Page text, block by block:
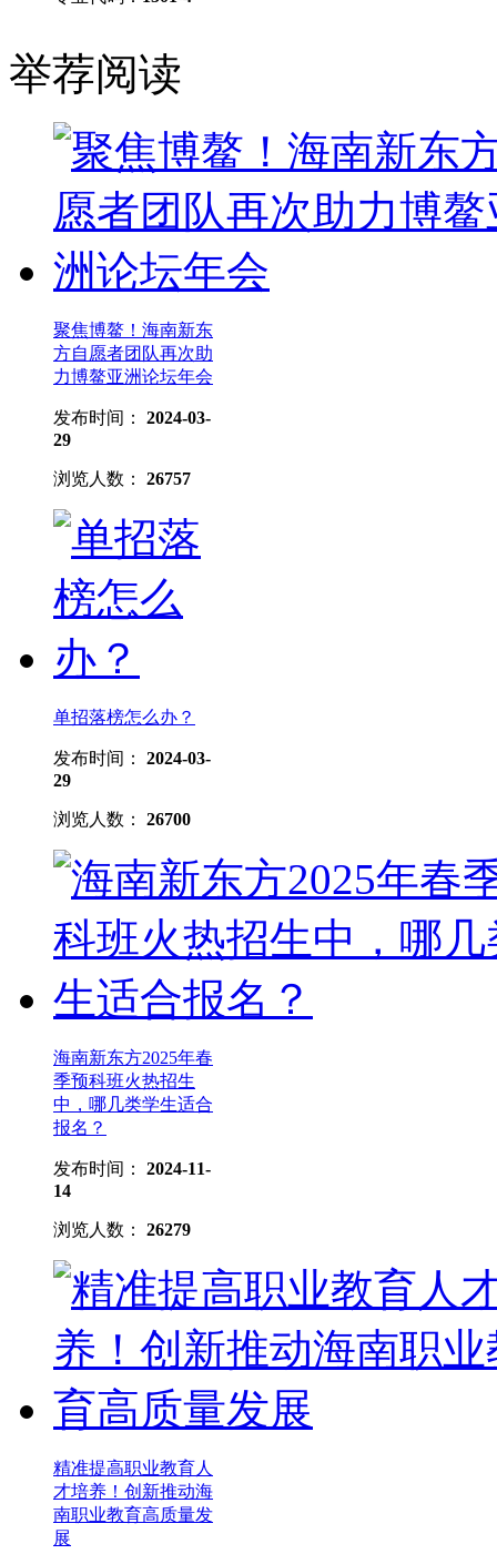
举荐阅读
聚焦博鳌！海南新东
方自愿者团队再次助
力博鳌亚洲论坛年会
发布时间： 2024-03-
29
浏览人数： 26757
单招落榜怎么办？
发布时间： 2024-03-
29
浏览人数： 26700
海南新东方2025年春
季预科班火热招生
中，哪几类学生适合
报名？
发布时间： 2024-11-
14
浏览人数： 26279
精准提高职业教育人
才培养！创新推动海
南职业教育高质量发
展